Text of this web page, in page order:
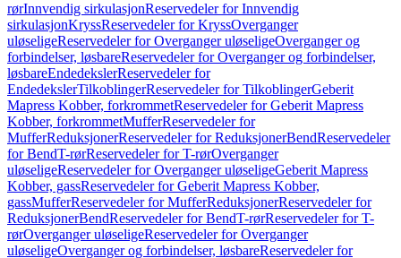
rørInnvendig sirkulasjonReservedeler for Innvendig
sirkulasjonKryssReservedeler for KryssOverganger
uløseligeReservedeler for Overganger uløseligeOverganger og
forbindelser, løsbareReservedeler for Overganger og forbindelser,
løsbareEndedekslerReservedeler for
EndedekslerTilkoblingerReservedeler for TilkoblingerGeberit
Mapress Kobber, forkrommetReservedeler for Geberit Mapress
Kobber, forkrommetMufferReservedeler for
MufferReduksjonerReservedeler for ReduksjonerBendReservedeler
for BendT-rørReservedeler for T-rørOverganger
uløseligeReservedeler for Overganger uløseligeGeberit Mapress
Kobber, gassReservedeler for Geberit Mapress Kobber,
gassMufferReservedeler for MufferReduksjonerReservedeler for
ReduksjonerBendReservedeler for BendT-rørReservedeler for T-
rørOverganger uløseligeReservedeler for Overganger
uløseligeOverganger og forbindelser, løsbareReservedeler for